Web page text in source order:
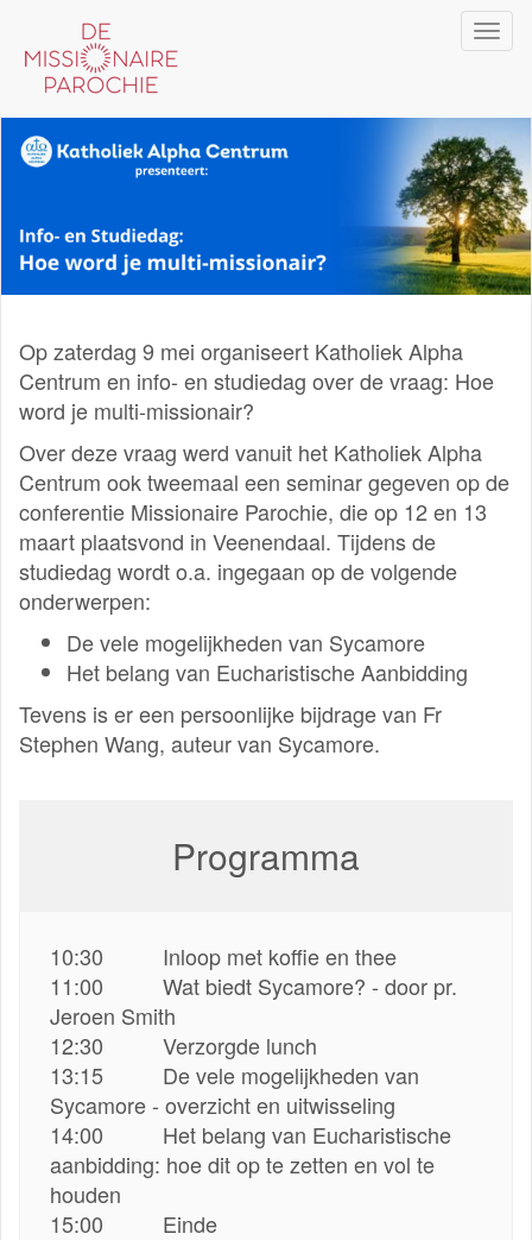
naar
inhoud
gaan
Op zaterdag 9 mei organiseert Katholiek Alpha
Centrum en info- en studiedag over de vraag: Hoe
word je multi-missionair?
Over deze vraag werd vanuit het Katholiek Alpha
Centrum ook tweemaal een seminar gegeven op de
conferentie Missionaire Parochie, die op 12 en 13
maart plaatsvond in Veenendaal. Tijdens de
studiedag wordt o.a. ingegaan op de volgende
onderwerpen:
De vele mogelijkheden van Sycamore
Het belang van Eucharistische Aanbidding
Tevens is er een persoonlijke bijdrage van Fr
Stephen Wang, auteur van Sycamore.
Programma
10:30 Inloop met koffie en thee
11:00 Wat biedt Sycamore? - door pr.
Jeroen Smith
12:30 Verzorgde lunch
13:15 De vele mogelijkheden van
Sycamore - overzicht en uitwisseling
14:00 Het belang van Eucharistische
aanbidding: hoe dit op te zetten en vol te
houden
15:00 Einde